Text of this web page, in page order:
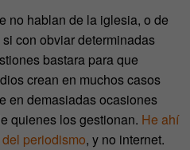
no hablan de la iglesia, o de
con obviar determinadas
bastara para que
crean en muchos casos
en demasiadas ocasiones
quienes los gestionan. He ahí
periodismo, y no internet.